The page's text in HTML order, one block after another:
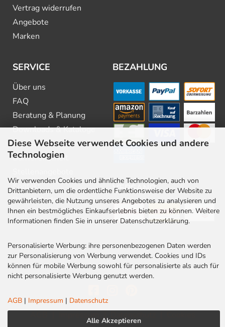
Diese Webseite verwendet Cookies und andere
Technologien
Wir verwenden Cookies und ähnliche Technologien, auch von
Drittanbietern, um die ordentliche Funktionsweise der Website zu
gewährleisten, die Nutzung unseres Angebotes zu analysieren und
Ihnen ein bestmögliches Einkaufserlebnis bieten zu können. Weitere
Informationen finden Sie in unserer Datenschutzerklärung.
Personalisierte Werbung: ihre personenbezogenen Daten werden
zur Personalisierung von Werbung verwendet. Cookies und IDs
können für mobile Werbung sowohl für personalisierte als auch für
nicht personalisierte Werbung genutzt werden.
AGB | Impressum | Datenschutz
Alle Akzeptieren
Vertrag widerrufen
Angebote
Marken
SERVICE
Über uns
FAQ
Beratung & Planung
Downloads & Kataloge
Newsletter
Barrierefreiheit
Kontakt
Rabatt Codes
BEZAHLUNG
VERSAND